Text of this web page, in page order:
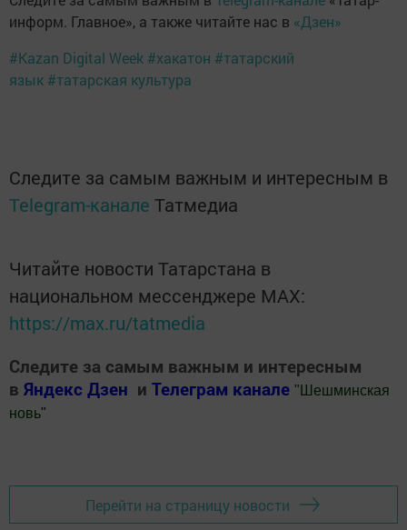
информ. Главное», а также читайте нас в «Дзен»
#Kazan Digital Week#хакатон #татарский
язык#татарская культура
Следите за самым важным и интересным в
Telegram-канале Татмедиа
Читайте новости Татарстана в
национальном мессенджере MАХ:
https://max.ru/tatmedia
Следите за самым важным и интересным
в Яндекс Дзен и Телеграм канале " Шешминская
новь"
Перейти на страницу новости